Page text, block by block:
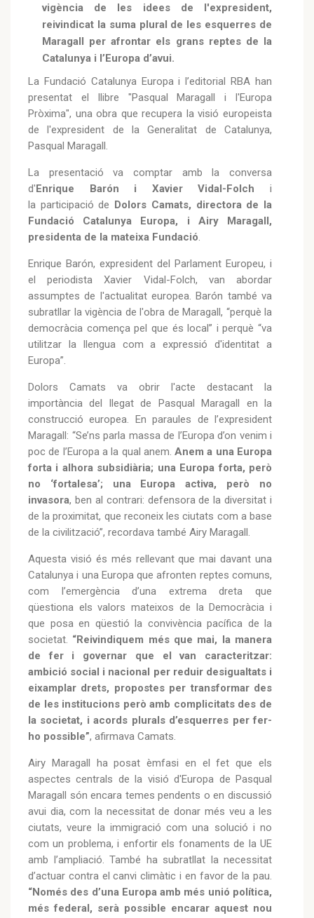
vigència de les idees de l'expresident,
reivindicat la suma plural de les esquerres de
Maragall per afrontar els grans reptes de la
Catalunya i l’Europa d’avui.
La Fundació Catalunya Europa i l’editorial RBA han
presentat el llibre "Pasqual Maragall i l'Europa
Pròxima", una obra que recupera la visió europeista
de l'expresident de la Generalitat de Catalunya,
Pasqual Maragall.
La presentació va comptar amb la conversa
d'Enrique Barón i Xavier Vidal-Folch i
la participació de Dolors Camats, directora de la
Fundació Catalunya Europa, i Airy Maragall,
presidenta de la mateixa Fundació.
Enrique Barón, expresident del Parlament Europeu, i
el periodista Xavier Vidal-Folch, van abordar
assumptes de l'actualitat europea. Barón també va
subratllar la vigència de l'obra de Maragall, “perquè la
democràcia comença pel que és local” i perquè “va
utilitzar la llengua com a expressió d'identitat a
Europa”.
Dolors Camats va obrir l'acte destacant la
importància del llegat de Pasqual Maragall en la
construcció europea. En paraules de l’expresident
Maragall: “Se’ns parla massa de l’Europa d’on venim i
poc de l’Europa a la qual anem.Anem a una Europa
forta i alhora subsidiària; una Europa forta, però
no ‘fortalesa’; una Europa activa, però no
invasora, ben al contrari: defensora de la diversitat i
de la proximitat, que reconeix les ciutats com a base
de la civilització”, recordava també Airy Maragall.
Aquesta visió és més rellevant que mai davant una
Catalunya i una Europa que afronten reptes comuns,
com l’emergència d’una extrema dreta que
qüestiona els valors mateixos de la Democràcia i
que posa en qüestió la convivència pacífica de la
societat. “Reivindiquem més que mai, la manera
de fer i governar que el van caracteritzar:
ambició social i nacional per reduir desigualtats i
eixamplar drets, propostes per transformar des
de les institucions però amb complicitats des de
la societat, i acords plurals d’esquerres per fer-
ho possible”, afirmava Camats.
Airy Maragall ha posat èmfasi en el fet que els
aspectes centrals de la visió d'Europa de Pasqual
Maragall són encara temes pendents o en discussió
avui dia, com la necessitat de donar més veu a les
ciutats, veure la immigració com una solució i no
com un problema, i enfortir els fonaments de la UE
amb l’ampliació. També ha subratllat la necessitat
d’actuar contra el canvi climàtic i en favor de la pau.
“Només des d’una Europa amb més unió política,
més federal, serà possible encarar aquest nou